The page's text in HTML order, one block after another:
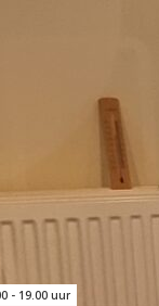
- 19.00 uur